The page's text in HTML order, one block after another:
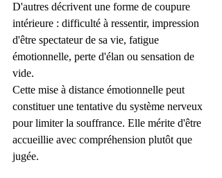
D'autres décrivent une forme de coupure
intérieure : difficulté à ressentir, impression
d'être spectateur de sa vie, fatigue
émotionnelle, perte d'élan ou sensation de
vide.
Cette mise à distance émotionnelle peut
constituer une tentative du système nerveux
pour limiter la souffrance. Elle mérite d'être
accueillie avec compréhension plutôt que
jugée.